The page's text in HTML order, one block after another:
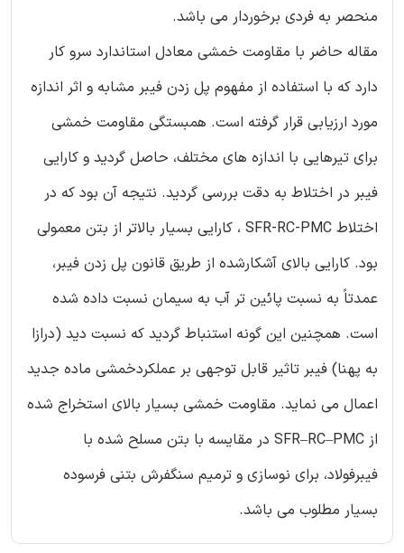
منحصر به فردی برخوردار می باشد.
مقاله حاضر با مقاومت خمشی معادل استاندارد سرو کار
دارد که با استفاده از مفهوم پل زدن فیبر مشابه و اثر اندازه
مورد ارزیابی قرار گرفته است. همبستگی مقاومت خمشی
برای تیرهایی با اندازه های مختلف، حاصل گردید و کارایی
فیبر در اختلاط به دقت بررسی گردید. نتیجه آن بود که در
اختلاط SFR-RC-PMC ، کارایی بسیار بالاتر از بتن معمولی
بود. کارایی بالای آشکارشده از طریق قانون پل زدن فیبر،
عمدتاً به نسبت پائین تر آب به سیمان نسبت داده شده
است. همچنین این گونه استنباط گردید که نسبت دید (درازا
به پهنا) فیبر تاثیر قابل توجهی بر عملکردخمشی ماده جدید
اعمال می نماید. مقاومت خمشی بسیار بالای استخراج شده
از SFR–RC–PMC در مقایسه با بتن مسلح شده با
فیبرفولاد، برای نوسازی و ترمیم سنگفرش بتنی فرسوده
بسیار مطلوب می باشد.